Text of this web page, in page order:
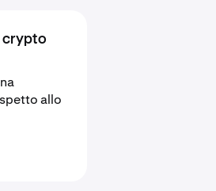
crypto
allo